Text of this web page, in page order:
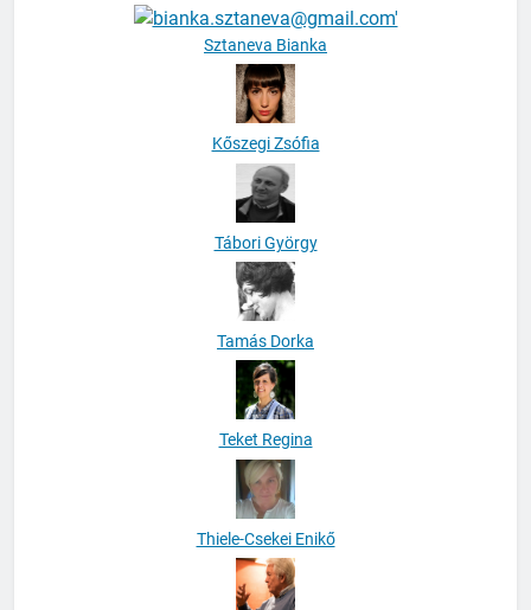
Kőszegi Zsófia
Tábori György
Tamás Dorka
Teket Regina
Thiele-Csekei Enikő
Thomas Achelis